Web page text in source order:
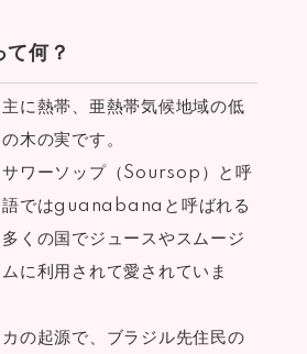
て何？
に熱帯、亜熱帯気候地域の低
木の実です。
サワーソップ（Soursop）と呼
語ではguanabanaと呼ばれる
くの国でジュースやスムージ
に利用されて愛されていま
の起源で、ブラジル先住民の